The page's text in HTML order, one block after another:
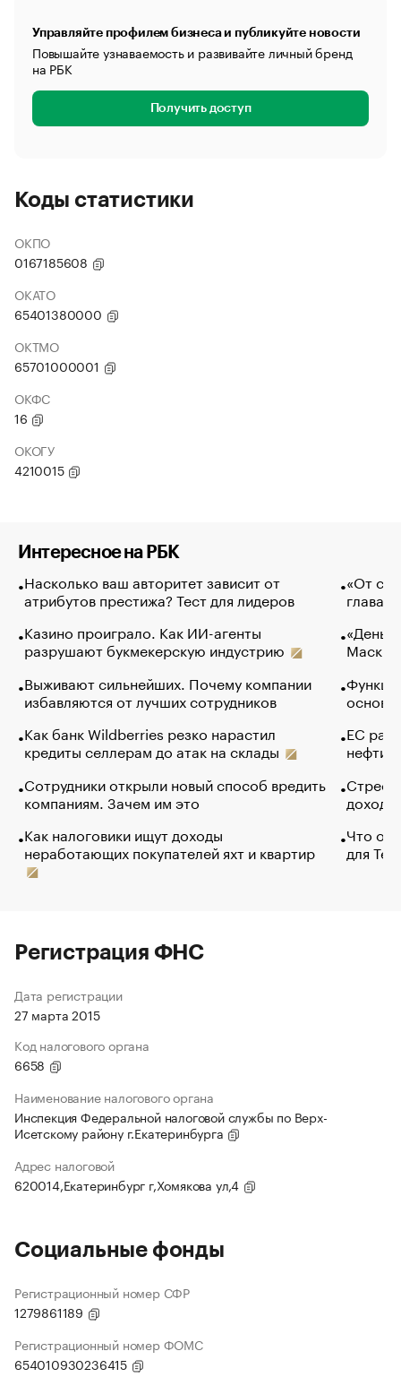
Управляйте профилем бизнеса и публикуйте новости
Повышайте узнаваемость и развивайте личный бренд
на РБК
Получить доступ
Коды статистики
ОКПО
0167185608
ОКАТО
65401380000
ОКТМО
65701000001
ОКФС
16
ОКОГУ
4210015
Интересное на РБК
Насколько ваш авторитет зависит от
атрибутов престижа? Тест для лидеров
Казино проиграло. Как ИИ-агенты
разрушают букмекерскую индустрию
Выживают сильнейших. Почему компании
избавляются от лучших сотрудников
Как банк Wildberries резко нарастил
кредиты селлерам до атак на склады
Сотрудники открыли новый способ вредить
компаниям. Зачем им это
Как налоговики ищут доходы
неработающих покупателей яхт и квартир
«От
глава
Маск в
основ
ЕС
нефти
Что
для
Регистрация ФНС
Дата регистрации
27 марта 2015
Код налогового органа
6658
Наименование налогового органа
Инспекция Федеральной налоговой службы по Верх-
Исетскому району г.Екатеринбурга
Адрес налоговой
620014,Екатеринбург г,Хомякова ул,4
Социальные фонды
Регистрационный номер СФР
1279861189
Регистрационный номер ФОМС
654010930236415